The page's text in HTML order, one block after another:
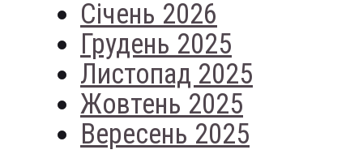
Січень 2026
Грудень 2025
Листопад 2025
Жовтень 2025
Вересень 2025